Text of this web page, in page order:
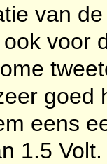
van
voor
goed
eens
1.5